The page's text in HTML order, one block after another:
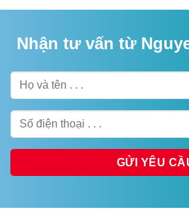
Nhận tư vấn từ